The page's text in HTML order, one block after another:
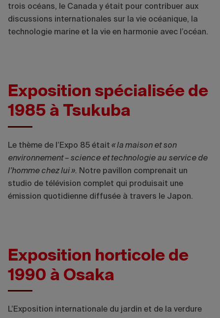
trois océans, le Canada y était pour contribuer aux
discussions internationales sur la vie océanique, la
technologie marine et la vie en harmonie avec l’océan.
Exposition spécialisée de
1985 à Tsukuba
Le thème de l’Expo 85 était « la maison et son
environnement – science et technologie au service de
l’homme chez lui ». Notre pavillon comprenait un
studio de télévision complet qui produisait une
émission quotidienne diffusée à travers le Japon.
Exposition horticole de
1990 à Osaka
L’Exposition internationale du jardin et de la verdure